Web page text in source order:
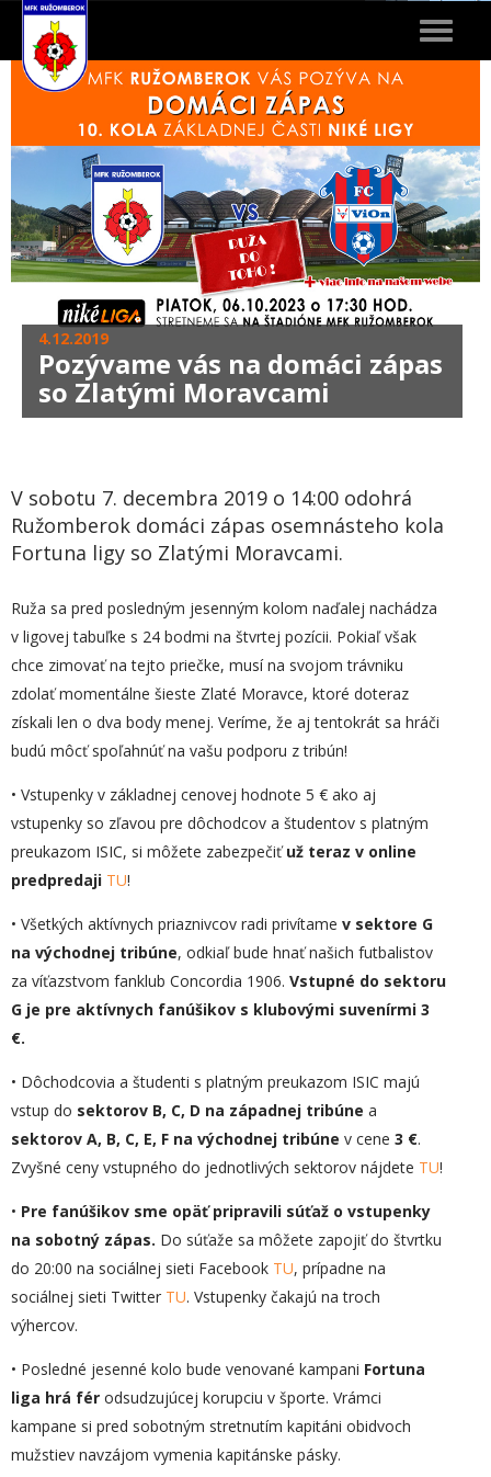
Toggle
4.12.2019
Pozývame vás na domáci zápas
so Zlatými Moravcami
V sobotu 7. decembra 2019 o 14:00 odohrá
Ružomberok domáci zápas osemnásteho kola
Fortuna ligy so Zlatými Moravcami.
Ruža sa pred posledným jesenným kolom naďalej nachádza
v ligovej tabuľke s 24 bodmi na štvrtej pozícii. Pokiaľ však
chce zimovať na tejto priečke, musí na svojom trávniku
zdolať momentálne šieste Zlaté Moravce, ktoré doteraz
získali len o dva body menej. Veríme, že aj tentokrát sa hráči
budú môcť spoľahnúť na vašu podporu z tribún!
• Vstupenky v základnej cenovej hodnote 5 € ako aj
vstupenky so zľavou pre dôchodcov a študentov s platným
preukazom ISIC, si môžete zabezpečiťuž teraz v online
predpredaji TU!
• Všetkých aktívnych priaznivcov radi privítame v sektore G
na východnej tribúne, odkiaľ bude hnať našich futbalistov
za víťazstvom fanklub Concordia 1906. Vstupné do sektoru
G je pre aktívnych fanúšikov s klubovými suvenírmi 3
€.
• Dôchodcovia a študenti s platným preukazom ISIC majú
vstup do sektorov B, C, D na západnej tribúne a
sektorov A, B, C, E, F na východnej tribúne v cene 3 €.
Zvyšné ceny vstupného do jednotlivých sektorov nájdete TU!
• Pre fanúšikov sme opäťpripravili súťaž o vstupenky
na sobotný zápas. Do súťaže sa môžete zapojiť do štvrtku
do 20:00 na sociálnej sieti Facebook TU, prípadne na
sociálnej sieti Twitter TU. Vstupenky čakajú na troch
výhercov.
• Posledné jesenné kolo bude venované kampani Fortuna
liga hrá fér odsudzujúcej korupciu v športe. Vrámci
kampane si pred sobotným stretnutím kapitáni obidvoch
mužstiev navzájom vymenia kapitánske pásky.